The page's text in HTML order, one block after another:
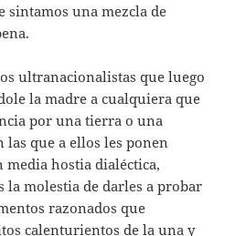
sintamos una mezcla de
ultranacionalistas que luego
la madre a cualquiera que
por una tierra o una
las que a ellos les ponen
hostia dialéctica,
la molestia de darles a probar
razonados que
calenturientos de la una y